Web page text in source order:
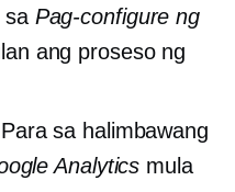
sa Pag-configure ng
ang proseso ng
sa halimbawang
Analytics mula